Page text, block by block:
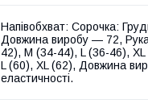
Напівобхват: Сорочка:
Довжина виробу — 72,
42), M (34-44), L (36-46),
L (60), XL (62), Довжина
еластичності.